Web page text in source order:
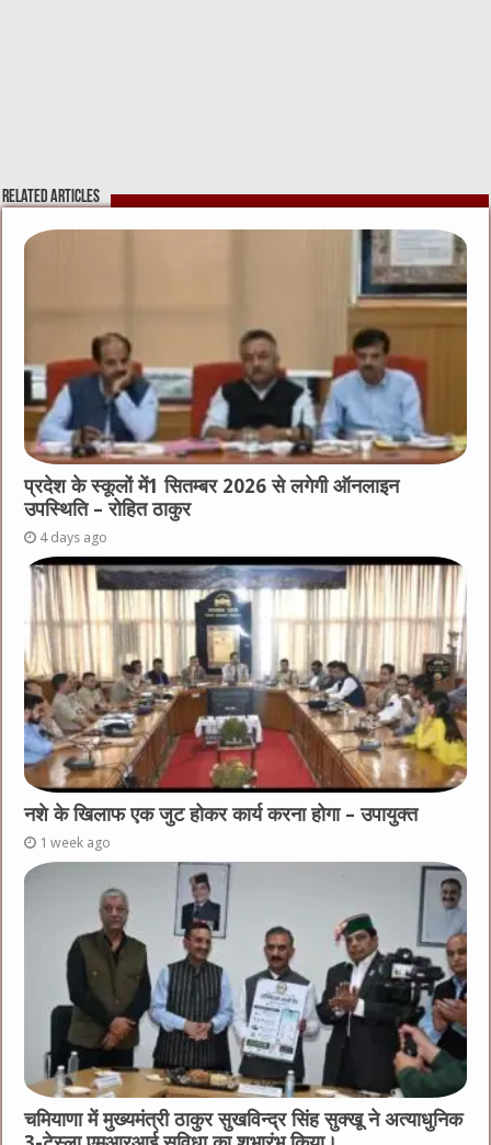
Related Articles
प्रदेश के स्कूलों में1 सितम्बर 2026 से लगेगी ऑनलाइन
उपस्थिति – रोहित ठाकुर
4 days ago
नशे के खिलाफ एक जुट होकर कार्य करना होगा – उपायुक्त
1 week ago
चमियाणा में मुख्यमंत्री ठाकुर सुखविन्द्र सिंह सुक्खू ने अत्याधुनिक